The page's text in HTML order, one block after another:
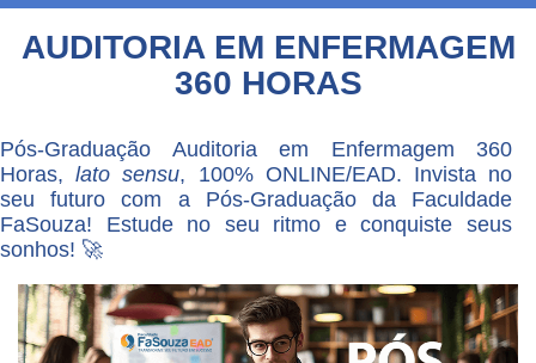
AUDITORIA EM ENFERMAGEM
360 HORAS
Pós-Graduação Auditoria em Enfermagem 360
Horas,lato sensu, 100% ONLINE/EAD. Invista no
seu futuro com a Pós-Graduação da Faculdade
FaSouza! Estude no seu ritmo e conquiste seus
sonhos! 🚀